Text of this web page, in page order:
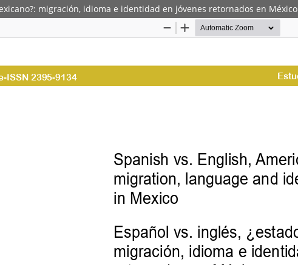
migración, idioma e identidad en jóvenes retornados en México